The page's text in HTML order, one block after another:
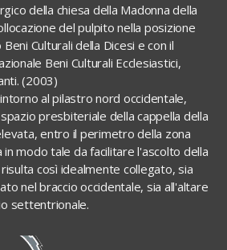
della chiesa della Madonna della
del pulpito nella posizione
Culturali della Dicesi e con il
Beni Culturali Ecclesiastici,
(2003)
al pilastro nord occidentale,
presbiteriale della cappella della
entro il perimetro della zona
modo tale da facilitare l'ascolto della
così idealmente collegato, sia
nel braccio occidentale, sia all'altare
settentrionale.